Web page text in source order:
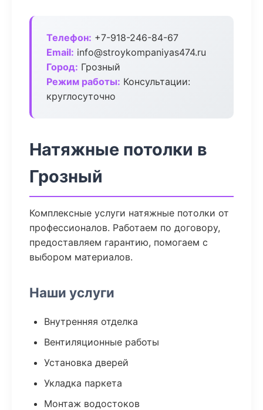
Телефон: +7-918-246-84-67
Email: info@stroykompaniyas474.ru
Город: Грозный
Режим работы: Консультации:
круглосуточно
Натяжные потолки в
Грозный
Комплексные услуги натяжные потолки от
профессионалов. Работаем по договору,
предоставляем гарантию, помогаем с
выбором материалов.
Наши услуги
Внутренняя отделка
Вентиляционные работы
Установка дверей
Укладка паркета
Монтаж водостоков